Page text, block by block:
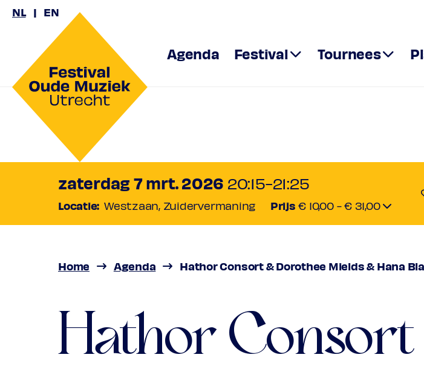
NL EN
Agenda Festival Tournees
Hathor Consort
Mields & Hana
Barbara Strozzi: portret in vijf akten
zaterdag 7 mrt. 2026 20:15-21:25
Locatie: Westzaan, Zuidervermaning Prijs € 10,00 - € 31,00
Home Agenda Hathor Consort & Dorothee Mields & Hana
Hathor
Vriend€ 27,00
(excl. transactiekosten)